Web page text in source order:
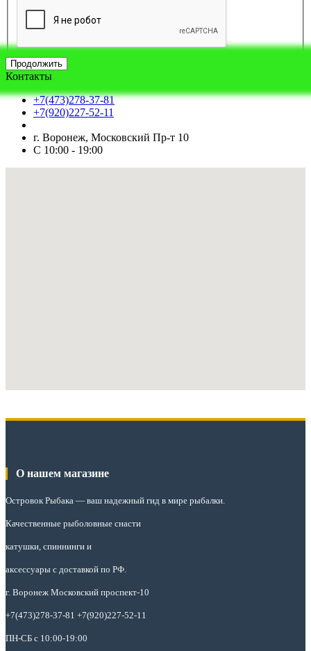
Продолжить
Контакты
+7(473)278-37-81
+7(920)227-52-11
г. Воронеж, Московский Пр-т 10
С 10:00 - 19:00
О нашем магазине
Островок Рыбака — ваш надежный гид в мире рыбалки.
Качественные рыболовные снасти
катушки, спиннинги и
аксессуары с доставкой по РФ.
г. Воронеж Московский проспект-10
+7(473)278-37-81 +7(920)227-52-11
ПН-СБ с 10:00-19:00